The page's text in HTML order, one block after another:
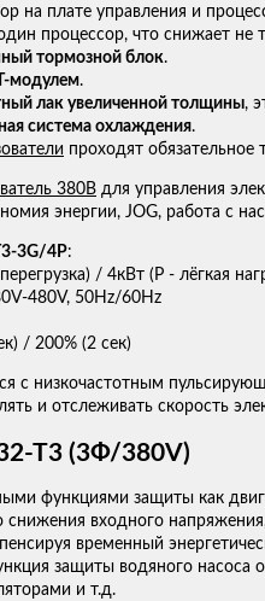
на плате управления и
процессор, что снижает
тормозной блок.
модулем.
лак увеличенной толщины,
система охлаждения.
проходят
380В для управления
энергии, JOG, работа с
3G/4P:
/ 4кВт (P - лёгкая
480V, 50Hz/60Hz
/ 200% (2 сек)
с низкочастотным
и отслеживать скорость
T3 (3Ф/380V)
функциями защиты как
снижения входного
временный
защиты водяного
и т.д.